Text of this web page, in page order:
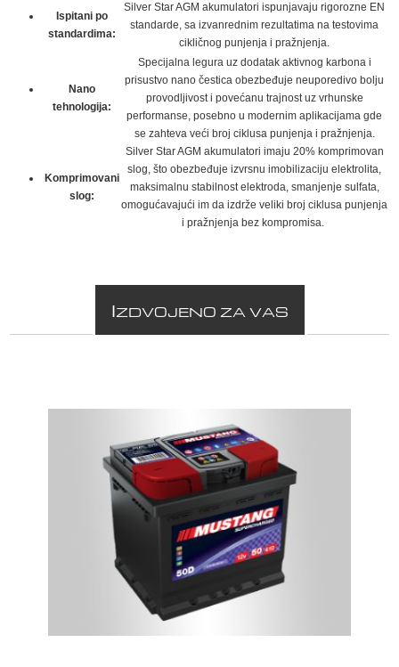
Ispitani po
standardima:
Silver Star AGM akumulatori ispunjavaju rigorozne EN
standarde, sa izvanrednim rezultatima na testovima
cikličnog punjenja i pražnjenja.
Nano
tehnologija:
Specijalna legura uz dodatak aktivnog karbona i
prisustvo nano čestica obezbeđuje neuporedivo bolju
provodljivost i povećanu trajnost uz vrhunske
performanse, posebno u modernim aplikacijama gde
se zahteva veći broj ciklusa punjenja i pražnjenja.
Komprimovani
slog:
Silver Star AGM akumulatori imaju 20% komprimovan
slog, što obezbeđuje izvrsnu imobilizaciju elektrolita,
maksimalnu stabilnost elektroda, smanjenje sulfata,
omogućavajući im da izdrže veliki broj ciklusa punjenja
i pražnjenja bez kompromisa.
IZDVOJENO ZA VAS